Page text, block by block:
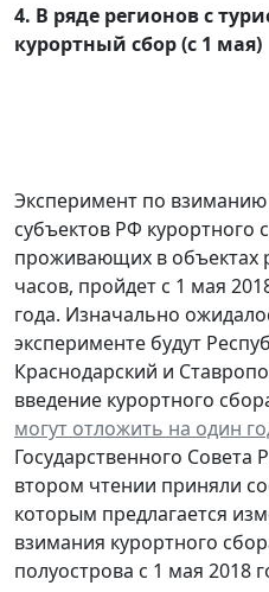
4. В ряде регионов с
курортный сбор (с 1 мая)
Эксперимент по
субъектов РФ курортного
проживающих в объектах
часов, пройдет с 1 мая
года. Изначально
эксперименте будут
Краснодарский и
введение курортного
могут отложить на один
Государственного Совета
втором чтении приняли
которым предлагается
взимания курортного
полуострова с 1 мая 2018